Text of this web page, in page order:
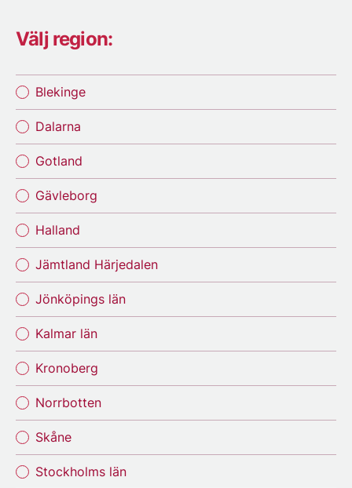
Välj region:
Blekinge
Dalarna
Gotland
Gävleborg
Halland
Jämtland Härjedalen
Jönköpings län
Kalmar län
Kronoberg
Norrbotten
Skåne
Stockholms län